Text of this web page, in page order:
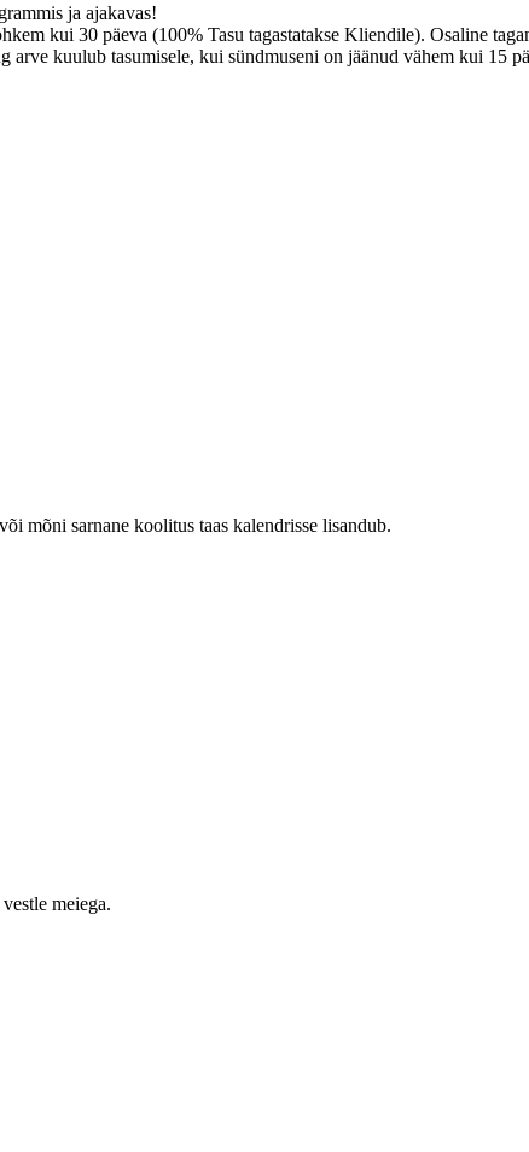
ja ajakavas!
kui 30 päeva (100% Tasu tagastatakse Kliendile). Osaline
kuulub tasumisele, kui sündmuseni on jäänud vähem kui 15
mõni sarnane koolitus taas kalendrisse lisandub.
meiega.